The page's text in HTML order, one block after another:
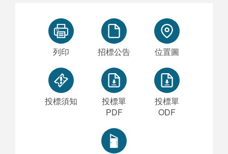
列印 招標公告 位置圖
投標須知
投標單
PDF
投標單
ODF